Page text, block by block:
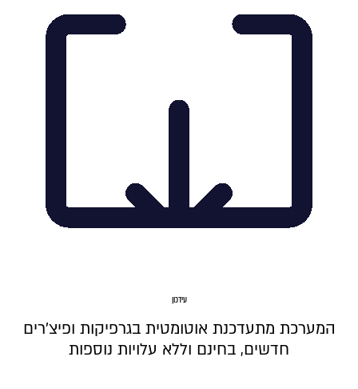
עידכון
המערכת מתעדכנת אוטומטית בגרפיקות ופיצ'רים
חדשים, בחינם וללא עלויות נוספות